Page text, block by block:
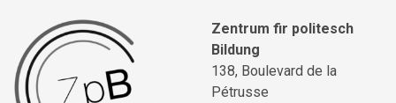
Zentrum fir politesch
Bildung
138, Boulevard de la
Pétrusse